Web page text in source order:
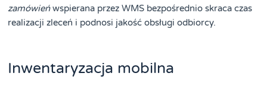
zamówieńwspierana przez WMS bezpośrednio skraca czas
realizacji zleceń i podnosi jakość obsługi odbiorcy.
Inwentaryzacja mobilna